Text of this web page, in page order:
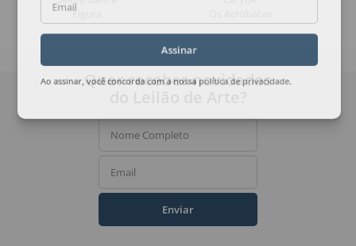
Figura
Email
Assinar
Ao assinar, você concorda com a nossa política de privacidade
Quer receber novidades
Nome Completo
Email
Enviar